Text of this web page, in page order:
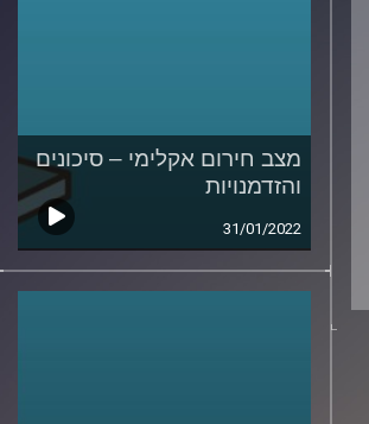
מצב חירום אקלימי – סיכונים
והזדמנויות
31/01/2022